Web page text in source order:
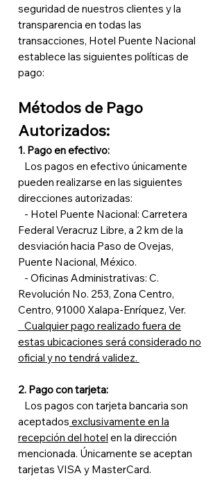
seguridad de nuestros clientes y la
transparencia en todas las
transacciones, Hotel Puente Nacional
establece las siguientes políticas de
pago:
Métodos de Pago
Autorizados:
1. Pago en efectivo:
Los pagos en efectivo únicamente
pueden realizarse en las siguientes
direcciones autorizadas:
- Hotel Puente Nacional: Carretera
Federal Veracruz Libre, a 2 km de la
desviación hacia Paso de Ovejas,
Puente Nacional, México.
- Oficinas Administrativas: C.
Revolución No. 253, Zona Centro,
Centro, 91000 Xalapa-Enríquez, Ver.
Cualquier pago realizado fuera de
estas ubicaciones será considerado no
oficial y no tendrá validez.
2. Pago con tarjeta:
Los pagos con tarjeta bancaria son
aceptados exclusivamente en la
recepción del hotel en la dirección
mencionada. Únicamente se aceptan
tarjetas VISA y MasterCard.